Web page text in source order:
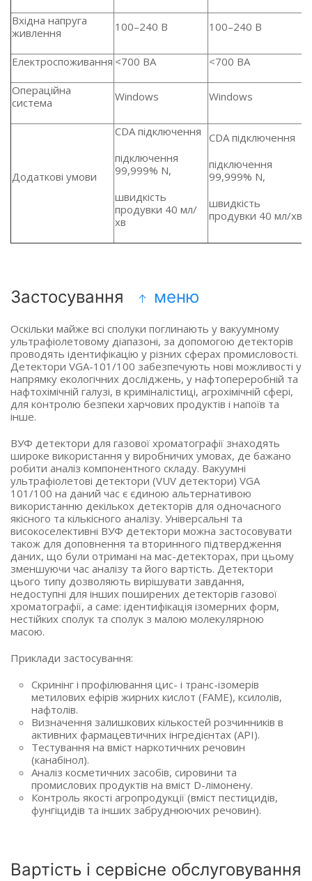
Вхідна напруга
живлення
100–240 В 100–240 В
Електроспоживання <700 ВА <700 ВА
Операційна
система
Windows Windows
Додаткові умови
CDA підключення
підключення
99,999% N,
швидкість
продувки 40 мл/
хв
CDA підключення
підключення
99,999% N,
швидкість
продувки 40 мл/хв
Застосування меню
Оскільки майже всі сполуки поглинають у вакуумному
ультрафіолетовому діапазоні, за допомогою детекторів
проводять ідентифікацію у різних сферах промисловості.
Детектори VGA-101/100 забезпечують нові можливості у
напрямку екологічних досліджень, у нафтопереробній та
нафтохімічній галузі, в криміналістиці, агрохімічній сфері,
для контролю безпеки харчових продуктів і напоїв та
інше.
ВУФ детектори для газової хроматографії знаходять
широке використання у виробничих умовах, де бажано
робити аналіз компонентного складу. Вакуумні
ультрафіолетові детектори (VUV детектори) VGA
101/100 на даний час є єдиною альтернативою
використанню декількох детекторів для одночасного
якісного та кількісного аналізу. Універсальні та
високоселективні ВУФ детектори можна застосовувати
також для доповнення та вторинного підтвердження
даних, що були отримані на мас-детекторах, при цьому
зменшуючи час аналізу та його вартість. Детектори
цього типу дозволяють вирішувати завдання,
недоступні для інших поширених детекторів газової
хроматографії, а саме: ідентифікація ізомерних форм,
нестійких сполук та сполук з малою молекулярною
масою.
Приклади застосування:
Скринінг і профілювання цис- і транс-ізомерів
метилових ефірів жирних кислот (FAME), ксилолів,
нафтолів.
Визначення залишкових кількостей розчинників в
активних фармацевтичних інгредієнтах (API).
Тестування на вміст наркотичних речовин
(канабінол).
Аналіз косметичних засобів, сировини та
промислових продуктів на вміст D-лімонену.
Контроль якості агропродукції (вміст пестицидів,
фунгіцидів та інших забруднюючих речовин).
Вартість і сервісне обслуговування